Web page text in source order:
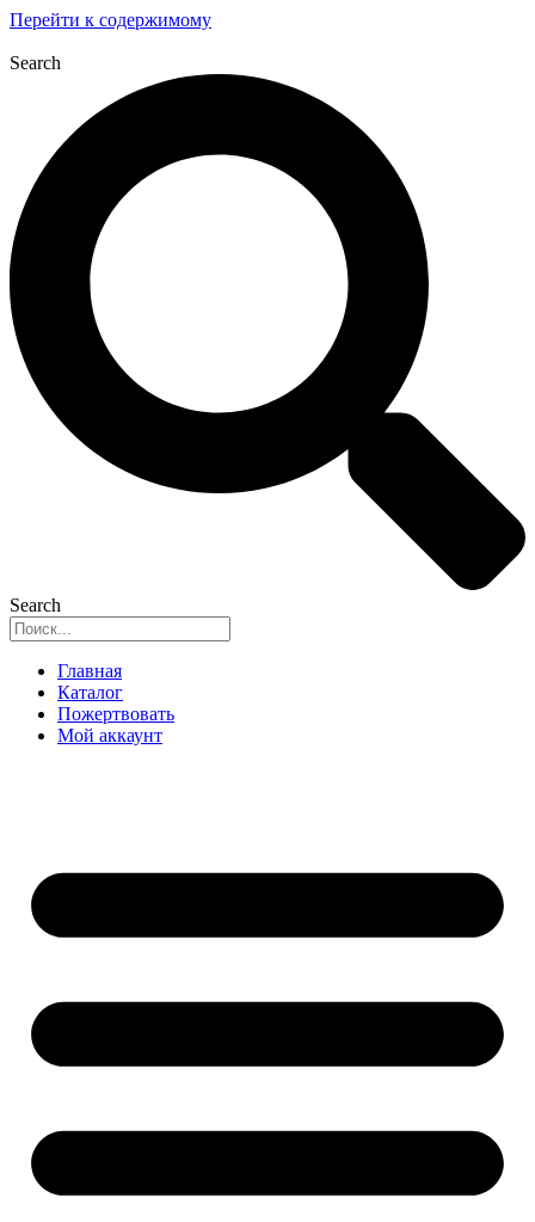
Перейти к содержимому
Search
Search
Главная
Каталог
Пожертвовать
Мой аккаунт